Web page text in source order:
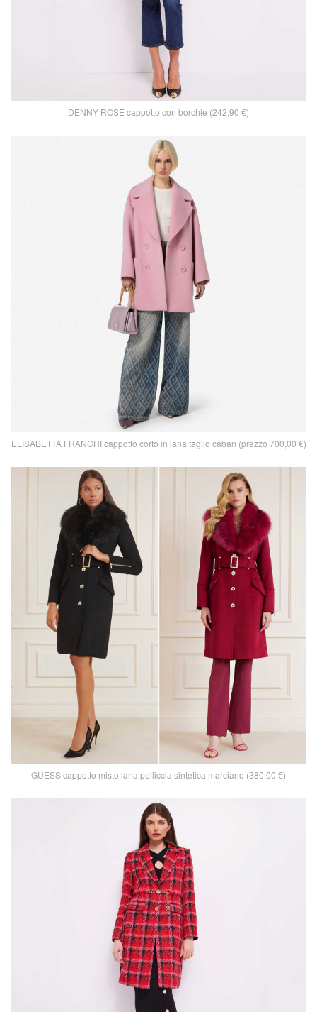
DENNY ROSE cappotto con borchie (242,90 €)
ELISABETTA FRANCHI cappotto corto in lana taglio caban (prezzo 700,00 €)
GUESS cappotto misto lana pelliccia sintetica marciano (380,00 €)